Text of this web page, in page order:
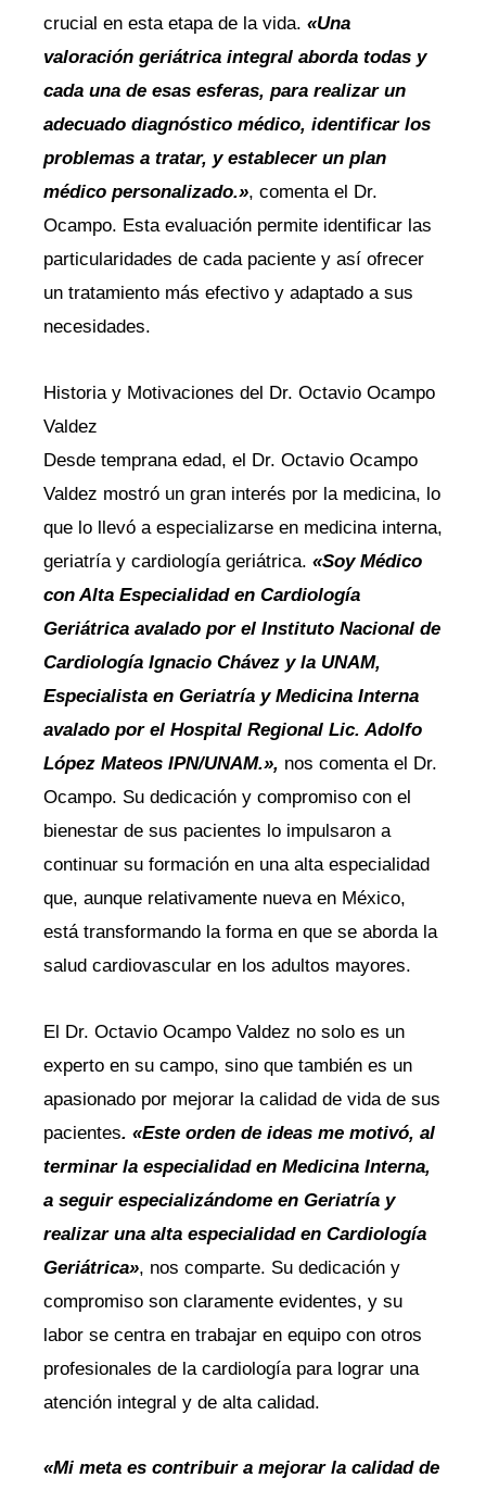
crucial en esta etapa de la vida. «Una
valoración geriátrica integral aborda todas y
cada una de esas esferas, para realizar un
adecuado diagnóstico médico, identificar los
problemas a tratar, y establecer un plan
médico personalizado.», comenta el Dr.
Ocampo. Esta evaluación permite identificar las
particularidades de cada paciente y así ofrecer
un tratamiento más efectivo y adaptado a sus
necesidades.
Historia y Motivaciones del Dr. Octavio Ocampo
Valdez
Desde temprana edad, el Dr. Octavio Ocampo
Valdez mostró un gran interés por la medicina, lo
que lo llevó a especializarse en medicina interna,
geriatría y cardiología geriátrica. «Soy Médico
con Alta Especialidad en Cardiología
Geriátrica avalado por el Instituto Nacional de
Cardiología Ignacio Chávez y la UNAM,
Especialista en Geriatría y Medicina Interna
avalado por el Hospital Regional Lic. Adolfo
López Mateos IPN/UNAM.», nos comenta el Dr.
Ocampo. Su dedicación y compromiso con el
bienestar de sus pacientes lo impulsaron a
continuar su formación en una alta especialidad
que, aunque relativamente nueva en México,
está transformando la forma en que se aborda la
salud cardiovascular en los adultos mayores.
El Dr. Octavio Ocampo Valdez no solo es un
experto en su campo, sino que también es un
apasionado por mejorar la calidad de vida de sus
pacientes. «Este orden de ideas me motivó, al
terminar la especialidad en Medicina Interna,
a seguir especializándome en Geriatría y
realizar una alta especialidad en Cardiología
Geriátrica», nos comparte. Su dedicación y
compromiso son claramente evidentes, y su
labor se centra en trabajar en equipo con otros
profesionales de la cardiología para lograr una
atención integral y de alta calidad.
«Mi meta es contribuir a mejorar la calidad de